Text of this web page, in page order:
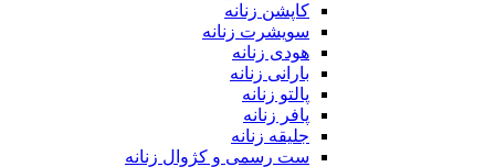
کاپشن زنانه
سویشرت زنانه
هودی زنانه
بارانی زنانه
پالتو زنانه
پافر زنانه
جلیقه زنانه
ست رسمی و کژوال زنانه